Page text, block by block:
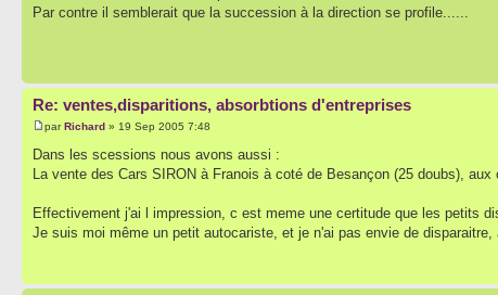
Par contre il semblerait que la succession à la direction se profile......
Re: ventes,disparitions, absorbtions d'entreprises
parRichard » 19 Sep 2005 7:48
Dans les scessions nous avons aussi :
La vente des Cars SIRON à Franois à coté de Besançon (25 doubs),
Effectivement j'ai l impression, c est meme une certitude que les petits
Je suis moi même un petit autocariste, et je n'ai pas envie de disparaitre,